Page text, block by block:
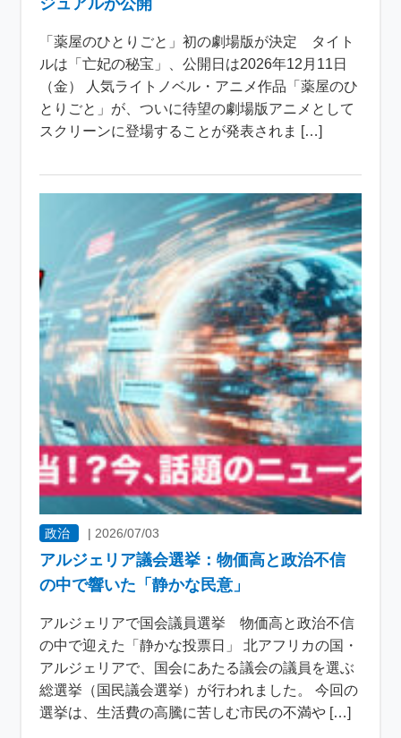
「薬屋のひとりごと」初の劇場版が決定 タイト
ルは「亡妃の秘宝」、公開日は2026年12月11日
（金） 人気ライトノベル・アニメ作品「薬屋のひ
とりごと」が、ついに待望の劇場版アニメとして
スクリーンに登場することが発表されま […]
政治 | 2026/07/03
アルジェリア議会選挙：物価高と政治不信
の中で響いた「静かな民意」
アルジェリアで国会議員選挙 物価高と政治不信
の中で迎えた「静かな投票日」 北アフリカの国・
アルジェリアで、国会にあたる議会の議員を選ぶ
総選挙（国民議会選挙）が行われました。 今回の
選挙は、生活費の高騰に苦しむ市民の不満や […]